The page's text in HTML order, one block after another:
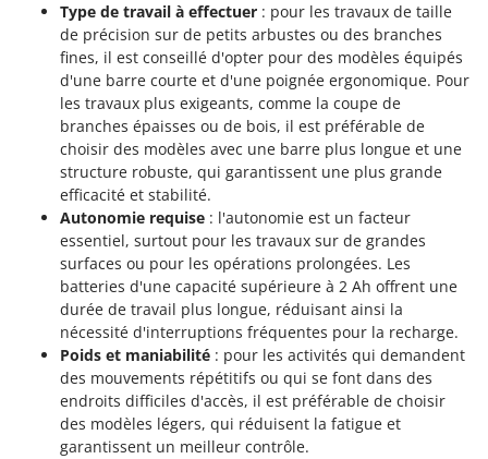
Type de travail à effectuer : pour les travaux de taille
de précision sur de petits arbustes ou des branches
fines, il est conseillé d'opter pour des modèles équipés
d'une barre courte et d'une poignée ergonomique. Pour
les travaux plus exigeants, comme la coupe de
branches épaisses ou de bois, il est préférable de
choisir des modèles avec une barre plus longue et une
structure robuste, qui garantissent une plus grande
efficacité et stabilité.
Autonomie requise : l'autonomie est un facteur
essentiel, surtout pour les travaux sur de grandes
surfaces ou pour les opérations prolongées. Les
batteries d'une capacité supérieure à 2 Ah offrent une
durée de travail plus longue, réduisant ainsi la
nécessité d'interruptions fréquentes pour la recharge.
Poids et maniabilité : pour les activités qui demandent
des mouvements répétitifs ou qui se font dans des
endroits difficiles d'accès, il est préférable de choisir
des modèles légers, qui réduisent la fatigue et
garantissent un meilleur contrôle.